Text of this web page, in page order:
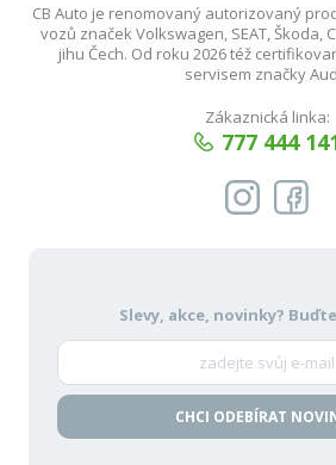
CB Auto je renomovaný autorizovaný
vozů značek Volkswagen, SEAT, Škoda,
jihu Čech. Od roku 2026 též
servisem značky
Zákaznická linka:
777 444
Slevy, akce, novinky?
CHCI ODEBÍRAT